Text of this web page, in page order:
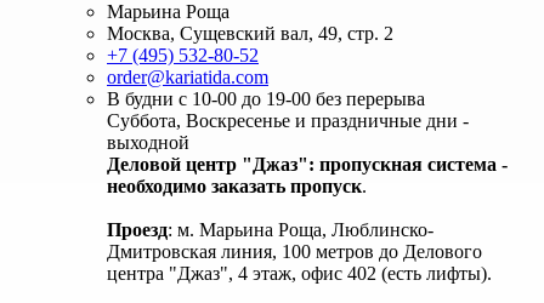
Марьина Роща
Москва, Сущевский вал, 49, стр. 2
+7 (495) 532-80-52
order@kariatida.com
В будни с 10-00 до 19-00 без перерыва
Суббота, Воскресенье и праздничные дни -
выходной
Деловой центр "Джаз": пропускная система -
необходимо заказать пропуск.
Проезд: м. Марьина Роща, Люблинско-
Дмитровская линия, 100 метров до Делового
центра "Джаз", 4 этаж, офис 402 (есть лифты).